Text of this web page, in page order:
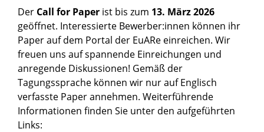
Der Call for Paper ist bis zum 13. März 2026
geöffnet. Interessierte Bewerber:innen können ihr
Paper auf dem Portal der EuARe einreichen. Wir
freuen uns auf spannende Einreichungen und
anregende Diskussionen! Gemäß der
Tagungssprache können wir nur auf Englisch
verfasste Paper annehmen. Weiterführende
Informationen finden Sie unter den aufgeführten
Links: